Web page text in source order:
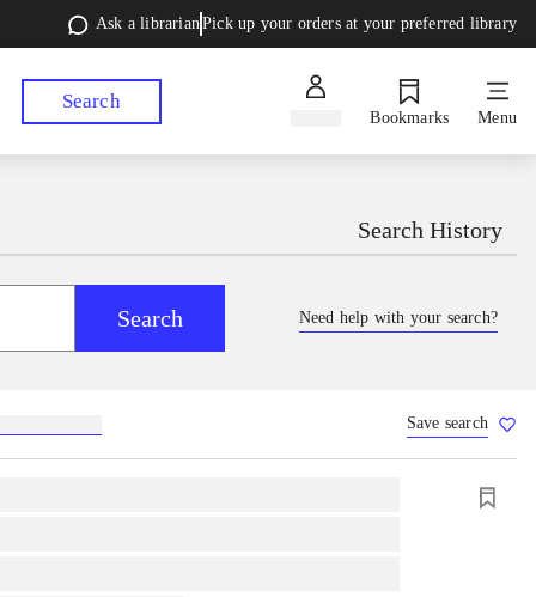
Ask a librarianPick up your orders at your preferred library
Search
Bookmarks Menu
Search History
Search Need help with your search?
Save search